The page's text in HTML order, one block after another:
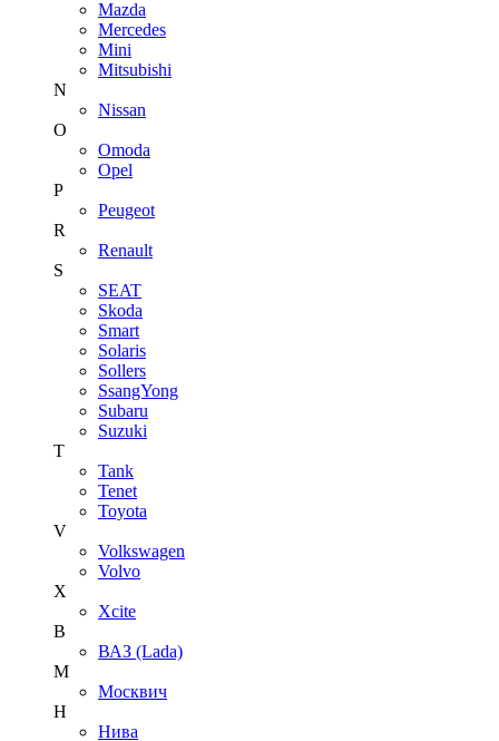
Mazda
Mercedes
Mini
Mitsubishi
N
Nissan
O
Omoda
Opel
P
Peugeot
R
Renault
S
SEAT
Skoda
Smart
Solaris
Sollers
SsangYong
Subaru
Suzuki
T
Tank
Tenet
Toyota
V
Volkswagen
Volvo
X
Xcite
В
ВАЗ (Lada)
М
Москвич
Н
Нива